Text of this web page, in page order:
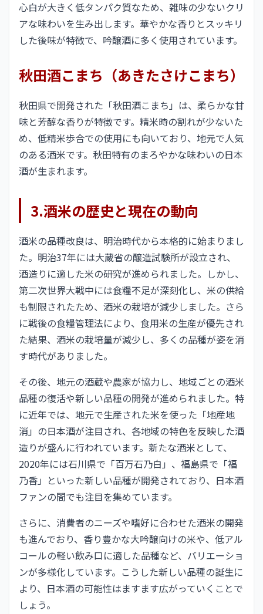
心白が大きく低タンパク質なため、雑味の少ないクリ
アな味わいを生み出します。華やかな香りとスッキリ
した後味が特徴で、吟醸酒に多く使用されています。
秋田酒こまち（あきたさけこまち）
秋田県で開発された「秋田酒こまち」は、柔らかな甘
味と芳醇な香りが特徴です。精米時の割れが少ないた
め、低精米歩合での使用にも向いており、地元で人気
のある酒米です。秋田特有のまろやかな味わいの日本
酒が生まれます。
3.酒米の歴史と現在の動向
酒米の品種改良は、明治時代から本格的に始まりまし
た。明治37年には大蔵省の醸造試験所が設立され、
酒造りに適した米の研究が進められました。しかし、
第二次世界大戦中には食糧不足が深刻化し、米の供給
も制限されたため、酒米の栽培が減少しました。さら
に戦後の食糧管理法により、食用米の生産が優先され
た結果、酒米の栽培量が減少し、多くの品種が姿を消
す時代がありました。
その後、地元の酒蔵や農家が協力し、地域ごとの酒米
品種の復活や新しい品種の開発が進められました。特
に近年では、地元で生産された米を使った「地産地
消」の日本酒が注目され、各地域の特色を反映した酒
造りが盛んに行われています。新たな酒米として、
2020年には石川県で「百万石乃白」、福島県で「福
乃香」といった新しい品種が開発されており、日本酒
ファンの間でも注目を集めています。
さらに、消費者のニーズや嗜好に合わせた酒米の開発
も進んでおり、香り豊かな大吟醸向けの米や、低アル
コールの軽い飲み口に適した品種など、バリエーショ
ンが多様化しています。こうした新しい品種の誕生に
より、日本酒の可能性はますます広がっていくことで
しょう。